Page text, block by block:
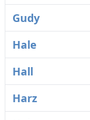
Gudy
Hale
Hall
Harz